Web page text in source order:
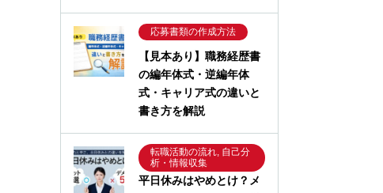
応募書類の作成方法
【見本あり】職務経歴書
の編年体式・逆編年体
式・キャリア式の違いと
書き方を解説
転職活動の流れ, 自己分
析・情報収集
平日休みはやめとけ？メ